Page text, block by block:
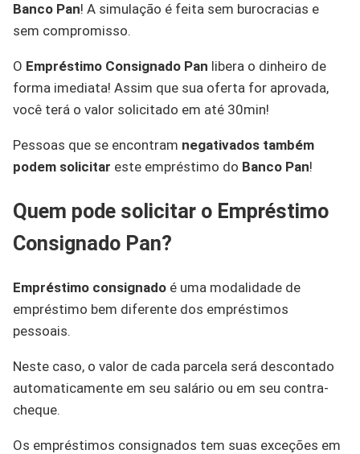
Banco Pan! A simulação é feita sem burocracias e
sem compromisso.
O Empréstimo Consignado Pan libera o dinheiro de
forma imediata! Assim que sua oferta for aprovada,
você terá o valor solicitado em até 30min!
Pessoas que se encontram negativados também
podem solicitar este empréstimo do Banco Pan!
Quem pode solicitar o Empréstimo
Consignado Pan?
Empréstimo consignado é uma modalidade de
empréstimo bem diferente dos empréstimos
pessoais.
Neste caso, o valor de cada parcela será descontado
automaticamente em seu salário ou em seu contra-
cheque.
Os empréstimos consignados tem suas exceções em